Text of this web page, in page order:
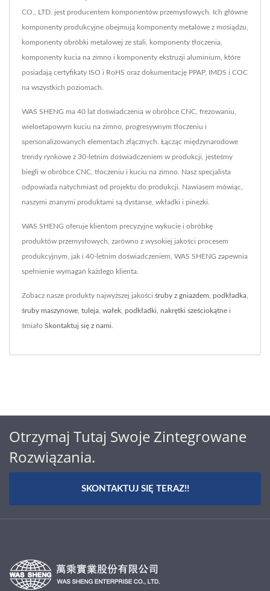
CO., LTD. jest producentem komponentów przemysłowych. Ich główne
komponenty produkcyjne obejmują komponenty metalowe z mosiądzu,
komponenty obróbki metalowej ze stali, komponenty tłoczenia,
komponenty kucia na zimno i komponenty ekstruzji aluminium, które
posiadają certyfikaty ISO i RoHS oraz dokumentację PPAP, IMDS i COC
na wszystkich poziomach.
WAS SHENG ma 40 lat doświadczenia w obróbce CNC, frezowaniu,
wieloetapowym kuciu na zimno, progresywnym tłoczeniu i
spersonalizowanych elementach złącznych. Łącząc międzynarodowe
trendy rynkowe z 30-letnim doświadczeniem w produkcji, jesteśmy
biegli w obróbce CNC, tłoczeniu i kuciu na zimno. Nasz specjalista
odpowiada natychmiast od projektu do produkcji. Nawiasem mówiąc,
naszymi znanymi produktami są dystanse, wkładki i pinezki.
WAS SHENG oferuje klientom precyzyjne wykucie i obróbkę
produktów przemysłowych, zarówno z wysokiej jakości procesem
produkcyjnym, jak i 40-letnim doświadczeniem, WAS SHENG zapewnia
spełnienie wymagań każdego klienta.
Zobacz nasze produkty najwyższej jakości śruby z gniazdem podkładka
śruby maszynowe tuleja wałek podkładki nakrętki sześciokątne i
śmiało Skontaktuj się z nami
Otrzymaj Tutaj Swoje Zintegrowane
Rozwiązania.
SKONTAKTUJ SIĘ TERAZ!!